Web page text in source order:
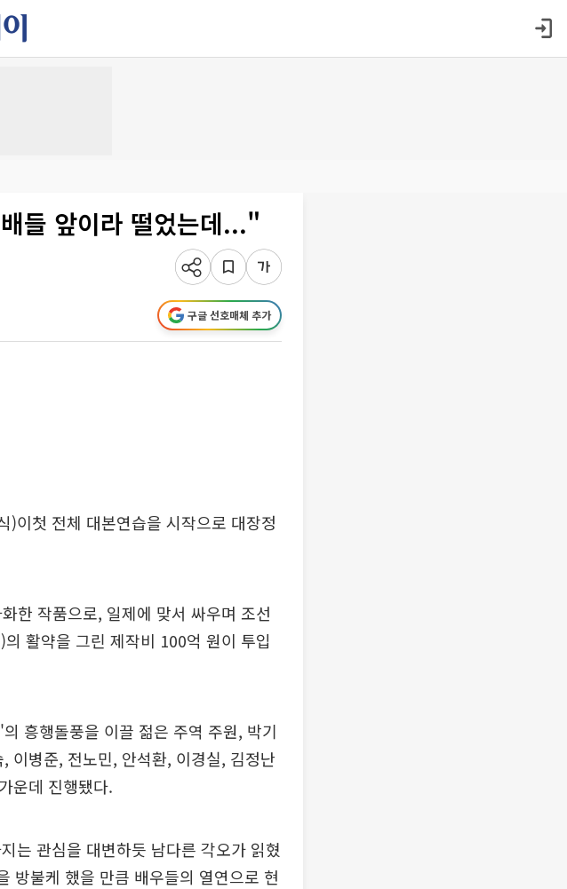
들 앞이라 떨었는데..."
구글 선호매체 추가
이첫 전체 대본연습을 시작으로 대장정
한 작품으로, 일제에 맞서 싸우며 조선
활약을 그린 제작비 100억 원이 투입
흥행돌풍을 이끌 젊은 주역 주원, 박기
이병준, 전노민, 안석환, 이경실, 김정난
운데 진행됐다.
는 관심을 대변하듯 남다른 각오가 읽혔
방불케 했을 만큼 배우들의 열연으로 현